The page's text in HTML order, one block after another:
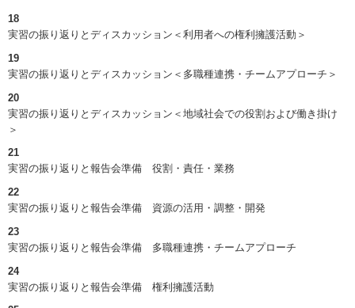
18
実習の振り返りとディスカッション＜利用者への権利擁護活動＞
19
実習の振り返りとディスカッション＜多職種連携・チームアプローチ＞
20
実習の振り返りとディスカッション＜地域社会での役割および働き掛け
＞
21
実習の振り返りと報告会準備 役割・責任・業務
22
実習の振り返りと報告会準備 資源の活用・調整・開発
23
実習の振り返りと報告会準備 多職種連携・チームアプローチ
24
実習の振り返りと報告会準備 権利擁護活動